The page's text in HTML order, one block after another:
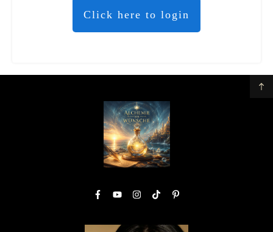
Click here to login